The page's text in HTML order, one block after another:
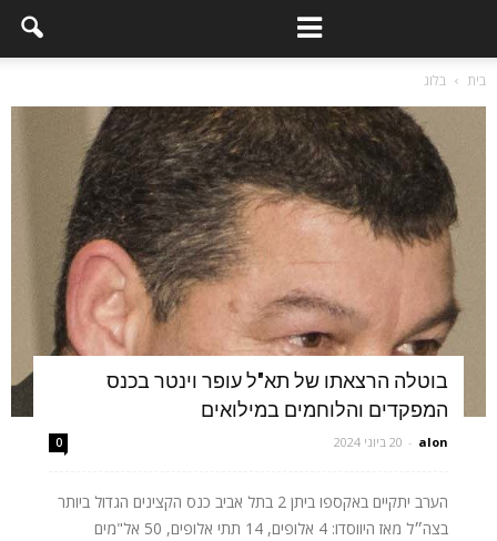
בית בלוג
בוטלה הרצאתו של תא"ל עופר וינטר בכנס
המפקדים והלוחמים במילואים
alon
- 20 ביוני 2024 0
הערב יתקיים באקספו ביתן 2 בתל אביב כנס הקצינים הגדול ביותר
בצה״ל מאז היווסדו: 4 אלופים, 14 תתי אלופים, 50 אל"מים